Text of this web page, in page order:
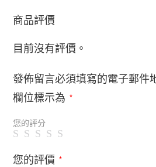
商品評價
目前沒有評價。
發佈留言必須填寫的電子郵件
欄位標示為
*
您的評分
您的評價 *